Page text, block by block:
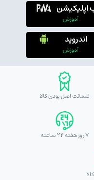
اپلیکیشن
آموزش
اندروید
آموزش
ضمانت اصل بودن کالا
7 روز هفته 24 ساعته